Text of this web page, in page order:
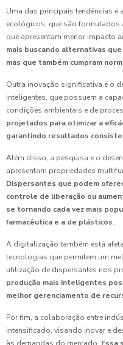
Uma das principais tendências é
ecológicos, que são formulados
que apresentam menor impacto
mais buscando alternativas
mas que também cumpram
Outra inovação significativa é o
inteligentes, que possuem a
condições ambientais e de
projetados para otimizar a
garantindo resultados
Além disso, a pesquisa e o
apresentam propriedades
Dispersantes que podem
controle de liberação ou
se tornando cada vez mais
farmacêutica e a de plásticos.
A digitalização também está
tecnologias que permitem um
utilização de dispersantes nos
produção mais inteligentes
melhor gerenciamento de
Por fim, a colaboração entre
intensificado, visando inovar e